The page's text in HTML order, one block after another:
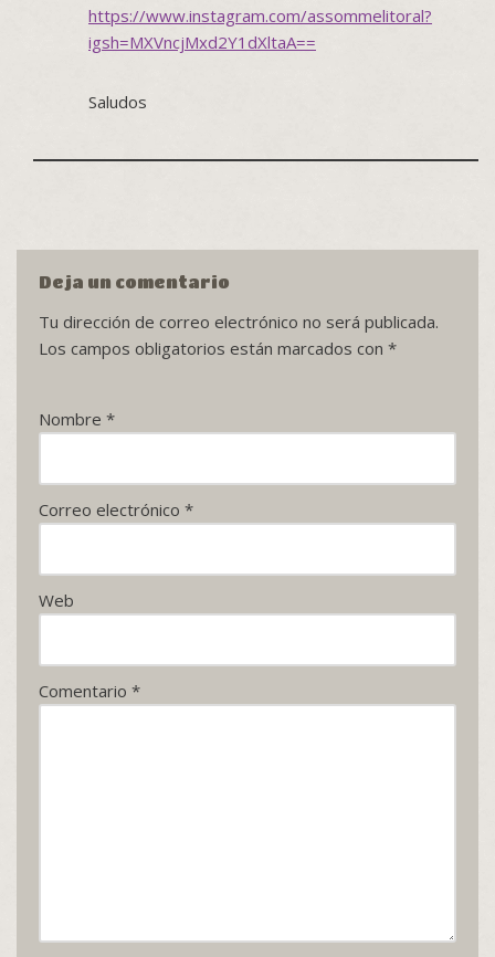
https://www.instagram.com/assommelitoral?
igsh=MXVncjMxd2Y1dXltaA==
Saludos
Deja un comentario
Tu dirección de correo electrónico no será publicada.
Los campos obligatorios están marcados con *
Nombre *
Correo electrónico *
Web
Comentario *